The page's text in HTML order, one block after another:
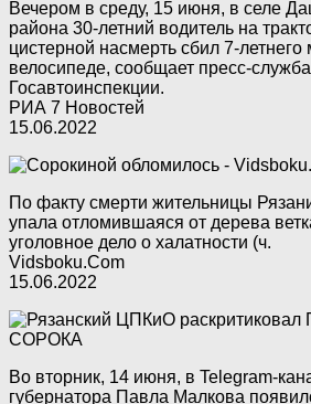
Вечером в среду, 15 июня, в селе
района 30-летний водитель на
цистерной насмерть сбил 7-летнего
велосипеде, сообщает пресс-
Госавтоинспекции.
РИА 7 Новостей
15.06.2022
По факту смерти жительницы
упала отломившаяся от дерева
уголовное дело о халатности (ч.
Vidsboku.Com
15.06.2022
Во вторник, 14 июня, в Telegram-
губернатора Павла Малкова